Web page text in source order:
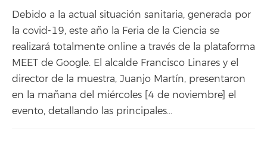
Debido a la actual situación sanitaria, generada por
la covid-19, este año la Feria de la Ciencia se
realizará totalmente online a través de la plataforma
MEET de Google. El alcalde Francisco Linares y el
director de la muestra, Juanjo Martín, presentaron
en la mañana del miércoles [4 de noviembre] el
evento, detallando las principales…